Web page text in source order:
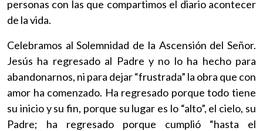
personas con las que compartimos el diario acontecer
de la vida.
Celebramos al Solemnidad de la Ascensión del Señor.
Jesús ha regresado al Padre y no lo ha hecho para
abandonarnos, ni para dejar “frustrada” la obra que con
amor ha comenzado. Ha regresado porque todo tiene
su inicio y su fin, porque su lugar es lo “alto”, el cielo, su
Padre; ha regresado porque cumplió “hasta el